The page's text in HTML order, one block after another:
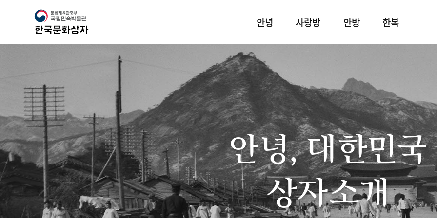
안녕 사랑방 안방 한복
안녕, 대한민국
상자소개